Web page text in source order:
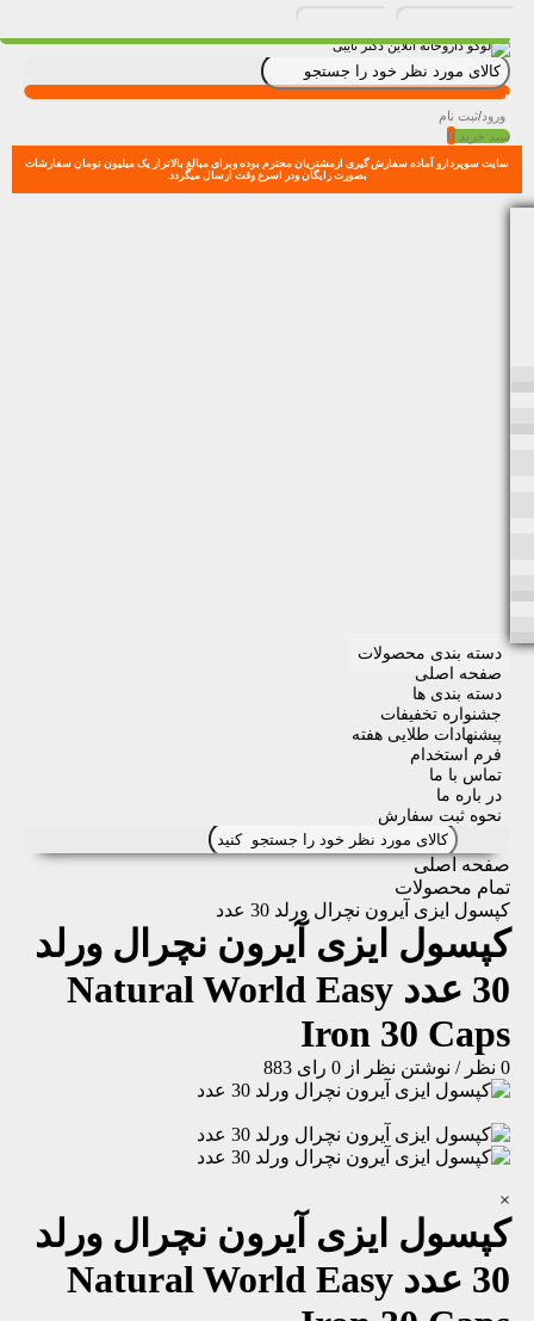
ورود/ثبت نام
سبد خرید 0
سایت سوپردارو آماده سفارش گیری ازمشتریان محترم بوده وبرای مبالغ بالاتراز یک میلیون تومان سفارشات
بصورت رایگان ودر اسرع وقت ارسال میگردد.
دسته بندی محصولات
صفحه اصلی
دسته بندی ها
جشنواره تخفیفات
پیشنهادات طلایی هفته
فرم استخدام
تماس با ما
در باره ما
نحوه ثبت سفارش
صفحه اصلی
تمام محصولات
کپسول ایزی آیرون نچرال ورلد 30 عدد
کپسول ایزی آیرون نچرال ورلد
30 عدد
Natural World Easy
Iron 30 Caps
0 نظر / نوشتن نظر از 0 رای 883
×
کپسول ایزی آیرون نچرال ورلد
30 عدد
Natural World Easy